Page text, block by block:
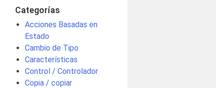
Categorías
Acciones Basadas en
Estado
Cambio de Tipo
Características
Control / Controlador
Copia / copiar